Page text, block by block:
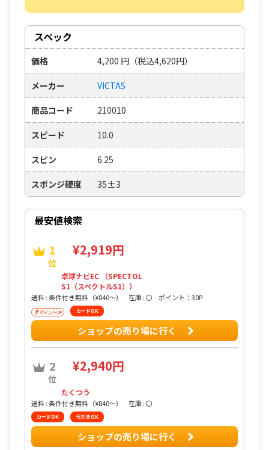
スペック
価格 4,200 円 （税込4,620円）
メーカー VICTAS
商品コード 210010
スピード 10.0
スピン 6.25
スポンジ硬度 35±3
最安値検索
1
位
¥2,919円
卓球ナビEC （SPECTOL
S1（スペクトルS1））
送料 : 条件付き無料（¥840〜） 在庫 : 〇 ポイント：30P
カードOK
ショップの売り場に行く
2
位
¥2,940円
たくつう
送料 : 条件付き無料（¥840〜） 在庫 : 〇
カードOK 代引きOK
ショップの売り場に行く